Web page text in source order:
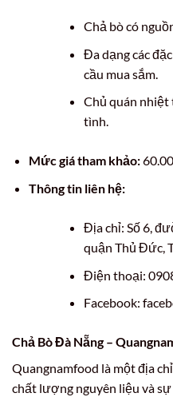
Chả bò có
Đa dạng các
cầu mua sắm.
Chủ quán
tình.
Mức giá tham khảo:
Thông tin liên hệ:
Địa chỉ: Số 6,
quận Thủ Đức,
Điện thoại:
Facebook:
Chả Bò Đà Nẵng –
Quangnamfood là một địa
chất lượng nguyên liệu và